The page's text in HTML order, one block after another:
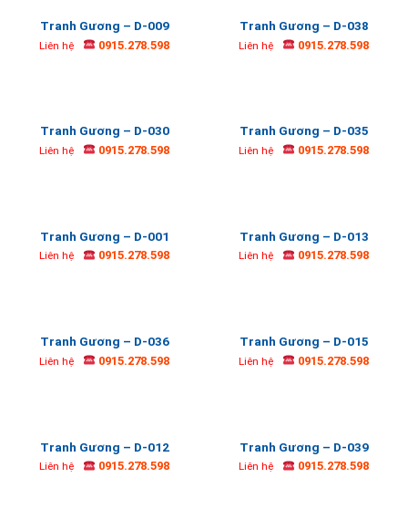
Tranh Gương – D-009
Liên hệ 0915.278.598
Tranh Gương – D-038
Liên hệ 0915.278.598
Tranh Gương – D-030
Liên hệ 0915.278.598
Tranh Gương – D-035
Liên hệ 0915.278.598
Tranh Gương – D-001
Liên hệ 0915.278.598
Tranh Gương – D-013
Liên hệ 0915.278.598
Tranh Gương – D-036
Liên hệ 0915.278.598
Tranh Gương – D-015
Liên hệ 0915.278.598
Tranh Gương – D-012
Liên hệ 0915.278.598
Tranh Gương – D-039
Liên hệ 0915.278.598